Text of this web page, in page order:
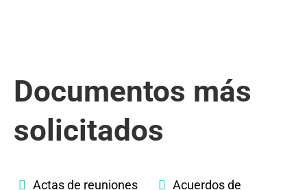
Documentos más
solicitados
Actas de reuniones Acuerdos de